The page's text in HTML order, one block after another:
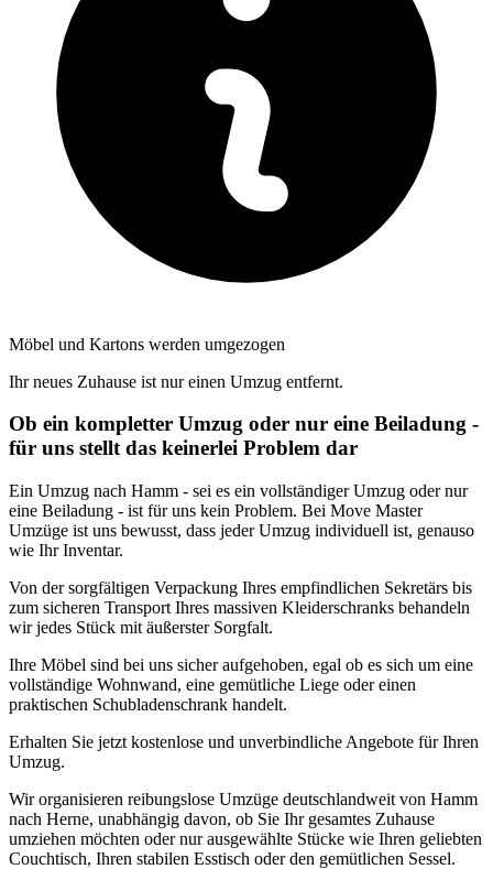
Möbel und Kartons werden umgezogen
Ihr neues Zuhause ist nur einen Umzug entfernt.
Ob ein kompletter Umzug oder nur eine Beiladung -
für uns stellt das keinerlei Problem dar
Ein Umzug nach Hamm - sei es ein vollständiger Umzug oder nur
eine Beiladung - ist für uns kein Problem. Bei Move Master
Umzüge ist uns bewusst, dass jeder Umzug individuell ist, genauso
wie Ihr Inventar.
Von der sorgfältigen Verpackung Ihres empfindlichen Sekretärs bis
zum sicheren Transport Ihres massiven Kleiderschranks behandeln
wir jedes Stück mit äußerster Sorgfalt.
Ihre Möbel sind bei uns sicher aufgehoben, egal ob es sich um eine
vollständige Wohnwand, eine gemütliche Liege oder einen
praktischen Schubladenschrank handelt.
Erhalten Sie jetzt kostenlose und unverbindliche Angebote für Ihren
Umzug.
Wir organisieren reibungslose Umzüge deutschlandweit von Hamm
nach Herne, unabhängig davon, ob Sie Ihr gesamtes Zuhause
umziehen möchten oder nur ausgewählte Stücke wie Ihren geliebten
Couchtisch, Ihren stabilen Esstisch oder den gemütlichen Sessel.